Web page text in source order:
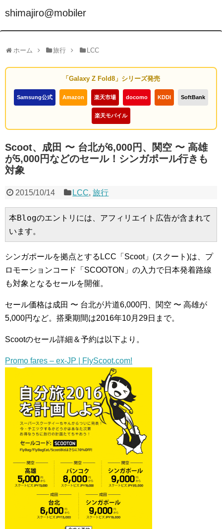
shimajiro@mobiler
ホーム 旅行 LCC
「Galaxy Z Fold8」シリーズ発売
Samsung公式 Amazon 楽天市場 docomo KDDI SoftBank
楽天モバイル
Scoot、成田 〜 台北が6,000円、関空 〜 高雄
が5,000円などのセール！シンガポール行きも
対象
2015/10/14 LCC,旅行
本Blogのエントリには、アフィリエイト広告が含まれて
います。
シンガポールを拠点とするLCC「Scoot」(スクート)は、プ
ロモーションコード「SCOOTON」の入力で日本発着路線
も対象となるセールを開催。
セール価格は成田 〜 台北が片道6,000円、関空 〜 高雄が
5,000円など。搭乗期間は2016年10月29日まで。
Scootのセール詳細＆予約は以下より。
Promo fares – ex-JP | FlyScoot.com!